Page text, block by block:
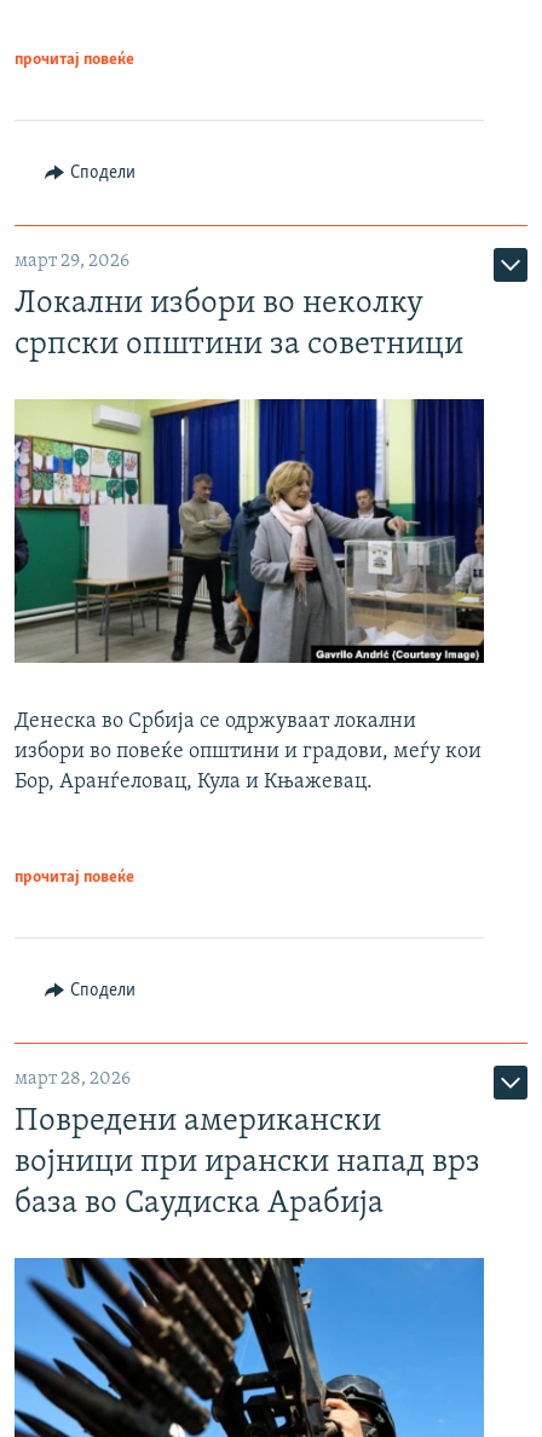
прочитај повеќе
Сподели
март 29, 2026
Локални избори во неколку
српски општини за советници
Денеска во Србија се одржуваат локални
избори во повеќе општини и градови, меѓу кои
Бор, Аранѓеловац, Кула и Књажевац.
прочитај повеќе
Сподели
март 28, 2026
Повредени американски
војници при ирански напад врз
база во Саудиска Арабија